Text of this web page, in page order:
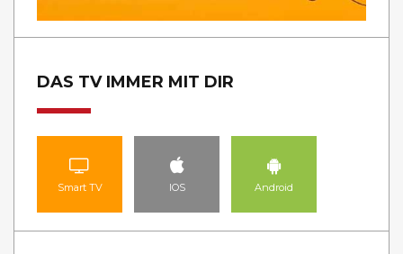
DAS TV IMMER MIT DIR
Smart TV IOS Android